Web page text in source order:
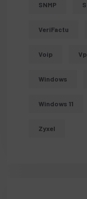
SNMP
VeriFactu
Voip
Windows
Windows 11
Zyxel